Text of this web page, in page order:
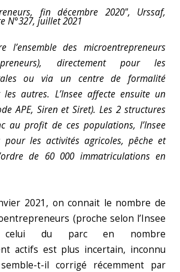
fin décembre 2020", Urssaf,
N°327, juillet 2021
l’ensemble des microentrepreneurs
directement pour les
ou via un centre de formalité
les autres. L’Insee affecte ensuite un
APE, Siren et Siret). Les 2 structures
au profit de ces populations, l’Insee
pour les activités agricoles, pêche et
de 60 000 immatriculations en
2021, on connait le nombre de
(proche selon l’Insee
celui du parc en nombre
actifs est plus incertain, inconnu
t-il corrigé récemment par